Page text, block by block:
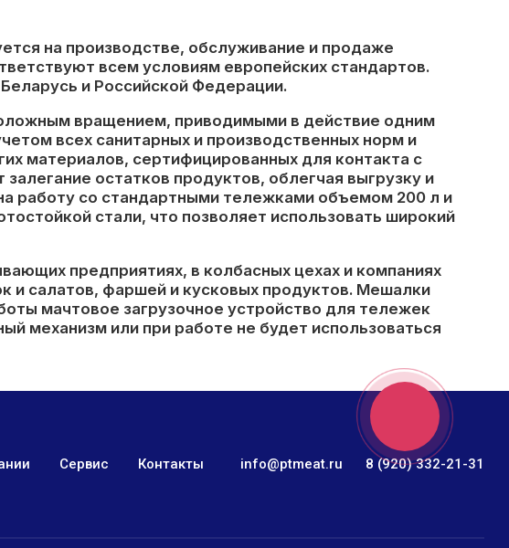
на производстве, обслуживание и продаже
всем условиям европейских стандартов.
и Российской Федерации.
вращением, приводимыми в действие одним
всех санитарных и производственных норм и
материалов, сертифицированных для контакта с
остатков продуктов, облегчая выгрузку и
работу со стандартными тележками объемом 200 л и
стали, что позволяет использовать широкий
предприятиях, в колбасных цехах и компаниях
и салатов, фаршей и кусковых продуктов. Мешалки
мачтовое загрузочное устройство для тележек
механизм или при работе не будет использоваться
Сервис Контакты info@ptmeat.ru 8 (920) 332-21-31